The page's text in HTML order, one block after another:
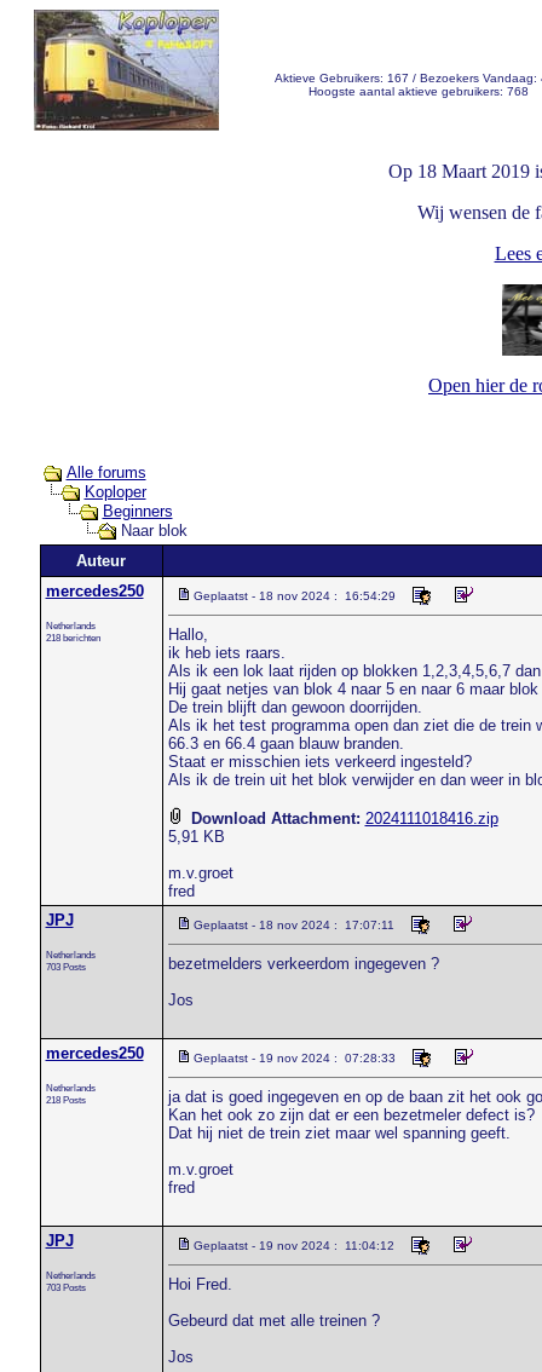
Aktieve Gebruikers: 167 / Bezoekers Vandaag:
Hoogste aantal aktieve gebruikers: 768
Op 18 Maart 2019
Wij wensen de
Lees
Open hier de
Alle forums
Koploper
Beginners
Naar blok
Auteur
mercedes250
Netherlands
218 berichten
Geplaatst - 18 nov 2024 : 16:54:29
Hallo,
ik heb iets raars.
Als ik een lok laat rijden op blokken 1,2,3,4,5,6,7
Hij gaat netjes van blok 4 naar 5 en naar 6 maar
De trein blijft dan gewoon doorrijden.
Als ik het test programma open dan ziet die de trein
66.3 en 66.4 gaan blauw branden.
Staat er misschien iets verkeerd ingesteld?
Als ik de trein uit het blok verwijder en dan weer in
Download Attachment: 2024111018416.zip
5,91 KB
m.v.groet
fred
JPJ
Netherlands
703 Posts
Geplaatst - 18 nov 2024 : 17:07:11
bezetmelders verkeerdom ingegeven ?
Jos
mercedes250
Netherlands
218 Posts
Geplaatst - 19 nov 2024 : 07:28:33
ja dat is goed ingegeven en op de baan zit het ook
Kan het ook zo zijn dat er een bezetmeler defect is?
Dat hij niet de trein ziet maar wel spanning geeft.
m.v.groet
fred
JPJ
Netherlands
703 Posts
Geplaatst - 19 nov 2024 : 11:04:12
Hoi Fred.
Gebeurd dat met alle treinen ?
Jos